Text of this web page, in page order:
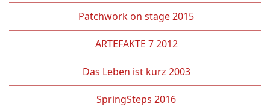
Patchwork on stage 2015
ARTEFAKTE 7 2012
Das Leben ist kurz 2003
SpringSteps 2016